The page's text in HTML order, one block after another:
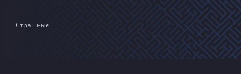
Страшные